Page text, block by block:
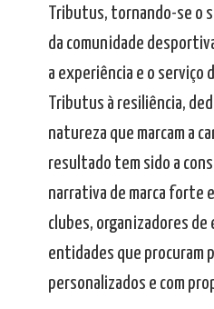
Tributus, tornando-se o
da comunidade
a experiência e o serviço
Tributus à resiliência,
natureza que marcam a
resultado tem sido a
narrativa de marca forte
clubes, organizadores
entidades que procuram
personalizados e com